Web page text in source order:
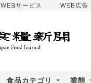
WEBサービス WEB広告
食品カテゴリ 業態